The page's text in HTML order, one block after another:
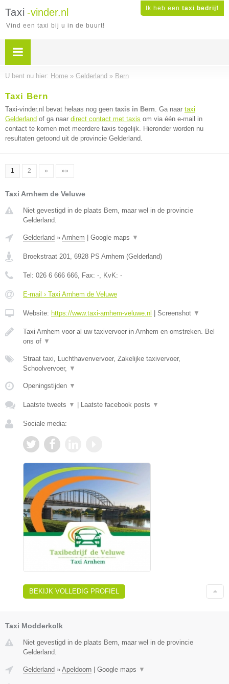
Ik heb een taxi bedrijf
Taxi -vinder.nl
Vind een taxi bij u in de buurt!
U bent nu hier: Home » Gelderland » Bern
Taxi Bern
Taxi-vinder.nl bevat helaas nog geen taxis in Bern. Ga naar taxi
Gelderland of ga naar direct contact met taxis om via één e-mail in
contact te komen met meerdere taxis tegelijk. Hieronder worden nu
resultaten getoond uit de provincie Gelderland.
1 2 » »»
Taxi Arnhem de Veluwe
Niet gevestigd in de plaats Bern, maar wel in de provincie
Gelderland.
Gelderland » Arnhem Google maps ▼
Broekstraat 201, 6928 PS Arnhem (Gelderland)
Tel: 026 6 666 666, Fax: -, KvK: -
E-mail › Taxi Arnhem de Veluwe
Website: https://www.taxi-arnhem-veluwe.nl Screenshot ▼
Taxi Arnhem voor al uw taxivervoer in Arnhem en omstreken. Bel
ons of ▼
Straat taxi, Luchthavenvervoer, Zakelijke taxivervoer,
Schoolvervoer, ▼
Openingstijden ▼
Laatste tweets ▼ Laatste facebook posts ▼
Sociale media:
BEKIJK VOLLEDIG PROFIEL
Taxi Modderkolk
Niet gevestigd in de plaats Bern, maar wel in de provincie
Gelderland.
Gelderland » Apeldoorn Google maps ▼